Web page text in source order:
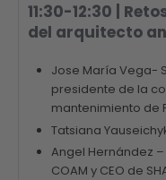
11:30-12:30 |
del arquitecto
Jose María Vega-
presidente de la
mantenimiento de
Tatsiana
Angel Hernández
COAM y CEO de